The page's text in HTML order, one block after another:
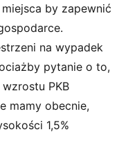
by zapewnić
na wypadek
pytanie o to,
PKB
mamy obecnie,
1,5%